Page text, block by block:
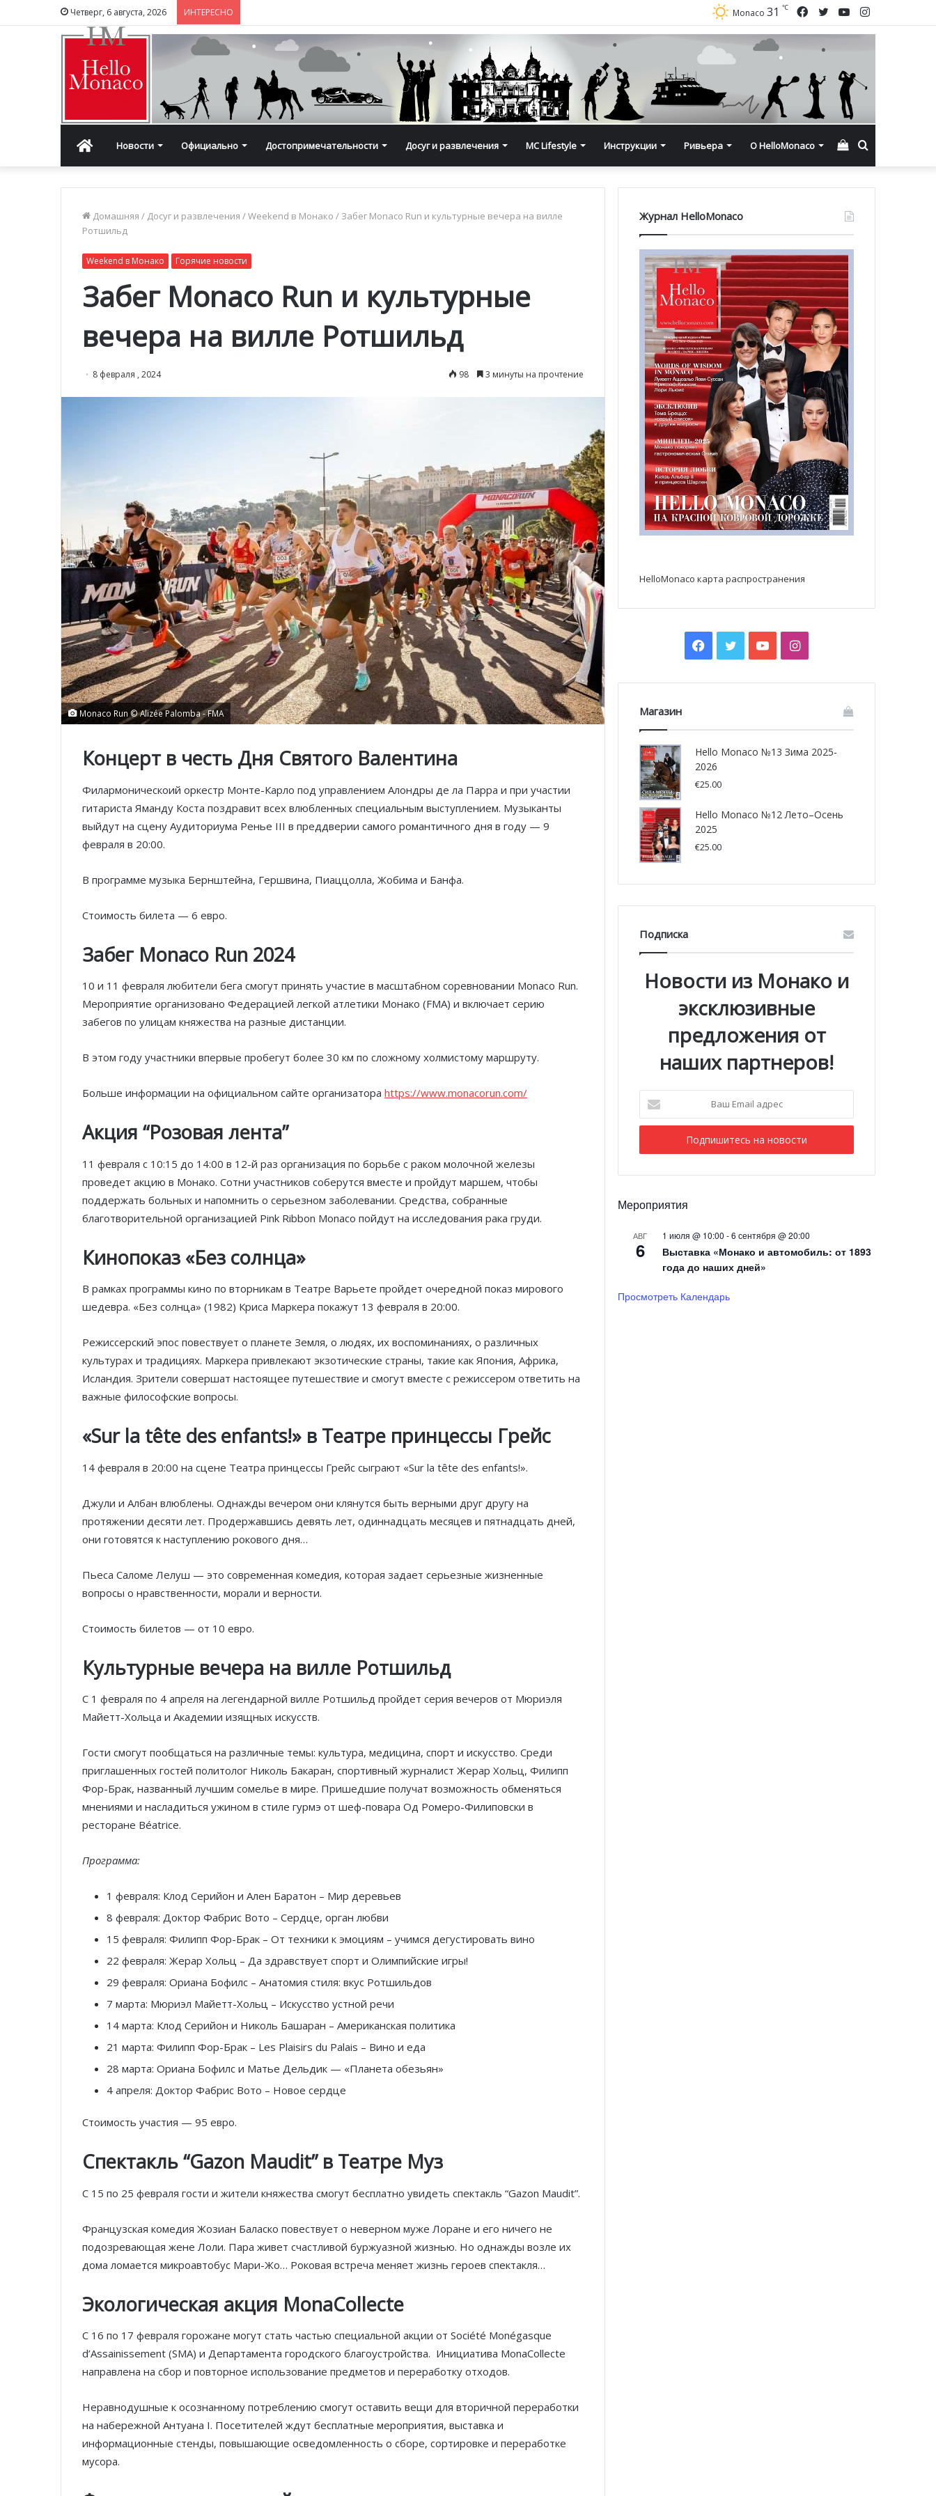
Четверг, 6 августа, 2026 ИНТЕРЕСНО Instagram
YouTube
Twitter
Facebook
Monaco 31 ℃
ГлавнаяНовости Официально Достопримечательности Досуг и развлечения MC Lifestyle Инструкции Ривьера О HelloMonaco Смотреть
корзину
Домашняя / Досуг и развлечения /Weekend в Монако / Забег Monaco Run и культурные вечера на вилле
Ротшильд
Weekend в Монако Горячие новости
Забег Monaco Run и культурные
вечера на вилле Ротшильд
8 февраля , 2024 98 3 минуты на прочтение
Monaco Run © Alizée Palomba - FMA
Концерт в честь Дня Святого Валентина
Филармоническоий оркестр Монте-Карло под управлением Алондры де ла Парра и при участии
гитариста Яманду Коста поздравит всех влюбленных специальным выступлением. Музыканты
выйдут на сцену Аудиториума Ренье III в преддверии самого романтичного дня в году — 9
февраля в 20:00.
В программе музыка Бернштейна, Гершвина, Пиаццолла, Жобима и Банфа.
Стоимость билета — 6 евро.
Забег Monaco Run 2024
10 и 11 февраля любители бега смогут принять участие в масштабном соревновании Monaco Run.
Мероприятие организовано Федерацией легкой атлетики Монако (FMA) и включает серию
забегов по улицам княжества на разные дистанции.
В этом году участники впервые пробегут более 30 км по сложному холмистому маршруту.
Больше информации на официальном сайте организатора https://www.monacorun.com/
Акция “Розовая лента”
11 февраля с 10:15 до 14:00 в 12-й раз организация по борьбе с раком молочной железы
проведет акцию в Монако. Сотни участников соберутся вместе и пройдут маршем, чтобы
поддержать больных и напомнить о серьезном заболевании. Средства, собранные
благотворительной организацией Pink Ribbon Monaco пойдут на исследования рака груди.
Кинопоказ «Без солнца»
В рамках программы кино по вторникам в Театре Варьете пройдет очередной показ мирового
шедевра. «Без солнца» (1982) Криса Маркера покажут 13 февраля в 20:00.
Режиссерский эпос повествует о планете Земля, о людях, их воспоминаниях, о различных
культурах и традициях. Маркера привлекают экзотические страны, такие как Япония, Африка,
Исландия. Зрители совершат настоящее путешествие и смогут вместе с режиссером ответить на
важные философские вопросы.
«Sur la tête des enfants!» в Театре принцессы Грейс
14 февраля в 20:00 на сцене Театра принцессы Грейс сыграют «Sur la tête des enfants!».
Джули и Албан влюблены. Однажды вечером они клянутся быть верными друг другу на
протяжении десяти лет. Продержавшись девять лет, одиннадцать месяцев и пятнадцать дней,
они готовятся к наступлению рокового дня…
Пьеса Саломе Лелуш — это современная комедия, которая задает серьезные жизненные
вопросы о нравственности, морали и верности.
Стоимость билетов — от 10 евро.
Культурные вечера на вилле Ротшильд
С 1 февраля по 4 апреля на легендарной вилле Ротшильд пройдет серия вечеров от Мюриэля
Майетт-Хольца и Академии изящных искусств.
Гости смогут пообщаться на различные темы: культура, медицина, спорт и искусство. Среди
приглашенных гостей политолог Николь Бакаран, спортивный журналист Жерар Хольц, Филипп
Фор-Брак, названный лучшим сомелье в мире. Пришедшие получат возможность обменяться
мнениями и насладиться ужином в стиле гурмэ от шеф-повара Од Ромеро-Филиповски в
ресторане Béatrice.
Программа:
1 февраля: Клод Серийон и Ален Баратон – Мир деревьев
8 февраля: Доктор Фабрис Вото – Сердце, орган любви
15 февраля: Филипп Фор-Брак – От техники к эмоциям – учимся дегустировать вино
22 февраля: Жерар Хольц – Да здравствует спорт и Олимпийские игры!
29 февраля: Ориана Бофилс – Анатомия стиля: вкус Ротшильдов
7 марта: Мюриэл Майетт-Хольц – Искусство устной речи
14 марта: Клод Серийон и Николь Башаран – Американская политика
21 марта: Филипп Фор-Брак – Les Plaisirs du Palais – Вино и еда
28 марта: Ориана Бофилс и Матье Дельдик — «Планета обезьян»
4 апреля: Доктор Фабрис Вото – Новое сердце
Стоимость участия — 95 евро.
Спектакль“Gazon Maudit” в Театре Муз
С 15 по 25 февраля гости и жители княжества смогут бесплатно увидеть спектакль “Gazon Maudit”.
Французская комедия Жозиан Баласко повествует о неверном муже Лоране и его ничего не
подозревающая жене Лоли. Пара живет счастливой буржуазной жизнью. Но однажды возле их
дома ломается микроавтобус Мари-Жо… Роковая встреча меняет жизнь героев спектакля…
Экологическая акция MonaCollecte
С 16 по 17 февраля горожане могут стать частью специальной акции от Société Monégasque
d’Assainissement (SMA) и Департамента городского благоустройства. Инициатива MonaCollecte
направлена на сбор и повторное использование предметов и переработку отходов.
Неравнодушные к осознанному потреблению смогут оставить вещи для вторичной переработки
на набережной Антуана I. Посетителей ждут бесплатные мероприятия, выставка и
информационные стенды, повышающие осведомленность о сборе, сортировке и переработке
мусора.
Князь Альбер II и Принцесса
Шарлен посетили 77-й Бал
Шарль Леклер вновь в борьбе:
Ferrari набирает скорость перед
паузой
Журнал HelloMonaco
HelloMonaco карта распространения
Facebook
TwitterYouTubeInstagram
Магазин
Hello Monaco №13 Зима 2025-
2026
€25.00
Hello Monaco №12 Лето–Осень
2025
€25.00
Подписка
Новости из Монако и
эксклюзивные
предложения от
наших партнеров!
Email
адрес
Мероприятия
АВГ
6
1 июля @ 10:00 -6 сентября @ 20:00
Выставка «Монако и автомобиль: от 1893
года до наших дней»
Просмотреть Календарь